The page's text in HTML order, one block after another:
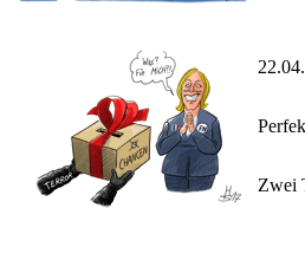
Zwei